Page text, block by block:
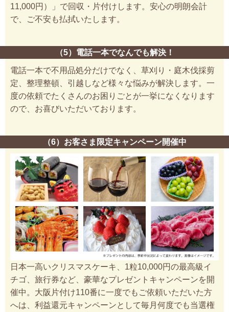
11,000円）」で回収・片付けします。安心の明朗会計
で、ご不安も払拭いたします。
（5）電話一本でなんでも解決！
電話一本で不用品処分だけでなく、草刈り・庭木伐採剪
定、整理整頓、引越しなど様々な悩みが解決します。一
度の依頼でたくさんのお困りごとが一挙になくなります
ので、お喜びいただいております。
（6）お客さま限定キャンペーン開催中
日本一高いクリスマスケーキ、1粒10,000円の最高級イ
チゴ、旅行券など、豪華なプレゼントキャンペーンを開
催中。大阪片付け110番に一度でもご依頼いただいた方
へは、利益還元キャンペーンとして毎月何度でも当選権